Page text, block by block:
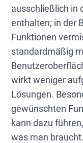
ausschließlich in
enthalten; in der
Funktionen
standardmäßig
wirkt weniger
Lösungen.
gewünschten
kann dazu
was man braucht.